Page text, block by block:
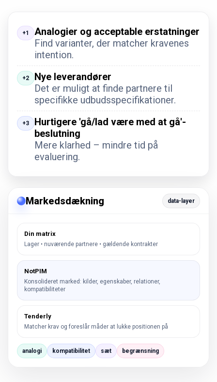
+1
Analogier og acceptable erstatninger
Find varianter, der matcher kravenes
intention.
+2
Nye leverandører
Det er muligt at finde partnere til
specifikke udbudsspecifikationer.
+3
Hurtigere 'gå/lad være med at gå'-
beslutning
Mere klarhed – mindre tid på
evaluering.
Markedsdækning data-layer
Din matrix
Lager • nuværende partnere • gældende kontrakter
NotPIM
Konsolideret marked: kilder, egenskaber, relationer,
kompatibiliteter
Tenderly
Matcher krav og foreslår måder at lukke positionen på
analogi kompatibilitet sæt begrænsning